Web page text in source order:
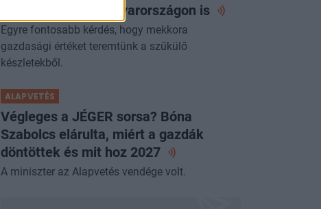
vízért folyhat - Magyarországon is
Egyre fontosabb kérdés, hogy mekkora
gazdasági értéket teremtünk a szűkülő
készletekből.
ALAPVETÉS
Végleges a JÉGER sorsa? Bóna
Szabolcs elárulta, miért a gazdák
döntöttek és mit hoz 2027
A miniszter az Alapvetés vendége volt.